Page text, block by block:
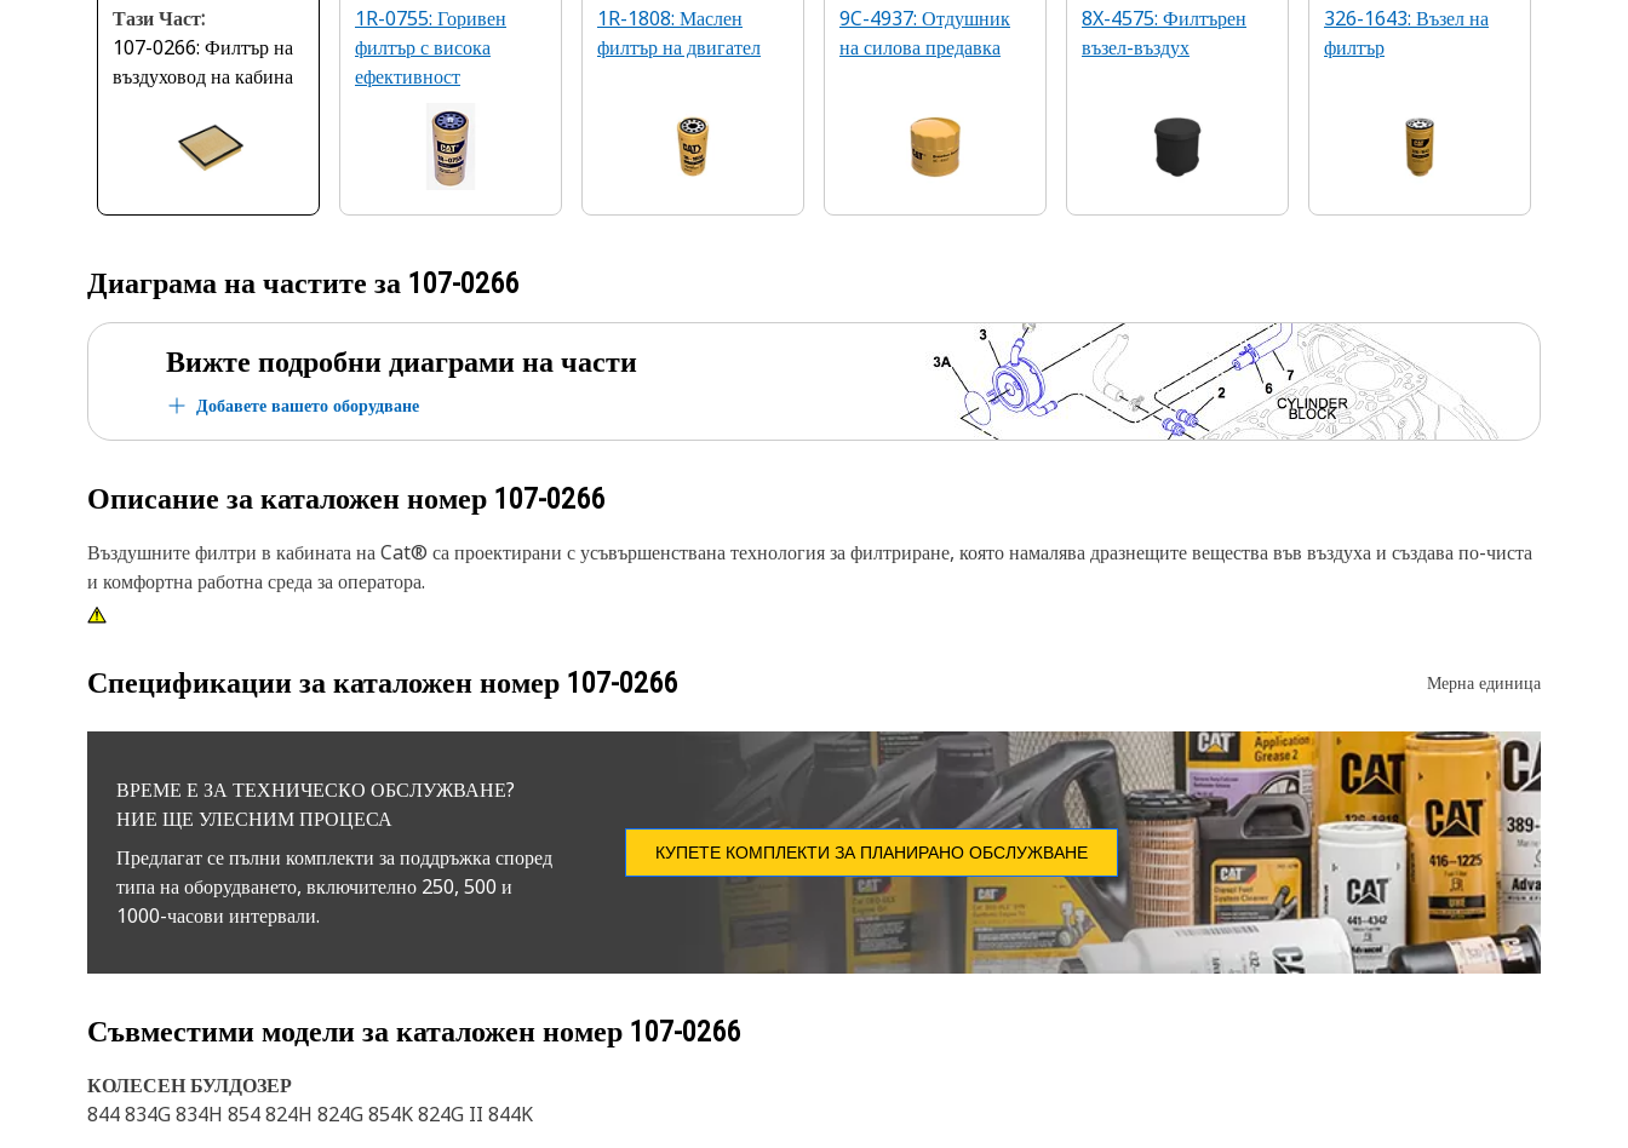
Тази Част:
107-0266: Филтър на
въздуховод на кабина
1R-0755: Горивен
филтър с висока
ефективност
1R-1808: Маслен
филтър на двигател
9C-4937: Отдушник
на силова предавка
8X-4575: Филтърен
възел-въздух
326-1643: Възел на
филтър
Диаграма на частите за 107-0266
Вижте подробни диаграми на части
Добавете вашето оборудване
Описание за каталожен номер 107-0266
Въздушните филтри в кабината на Cat® са проектирани с усъвършенствана технология за филтриране, която намалява дразнещите вещества във въздуха и създава по-чиста
и комфортна работна среда за оператора.
Спецификации за каталожен номер 107-0266 Мерна единица
ВРЕМЕ Е ЗА ТЕХНИЧЕСКО ОБСЛУЖВАНЕ?
НИЕ ЩЕ УЛЕСНИМ ПРОЦЕСА
Предлагат се пълни комплекти за поддръжка според
типа на оборудването, включително 250, 500 и
1000-часови интервали.
КУПЕТЕ КОМПЛЕКТИ ЗА ПЛАНИРАНО ОБСЛУЖВАНЕ
Съвместими модели за каталожен номер 107-0266
КОЛЕСЕН БУЛДОЗЕР
844 834G 834H 854 824H 824G 854K 824G II 844K